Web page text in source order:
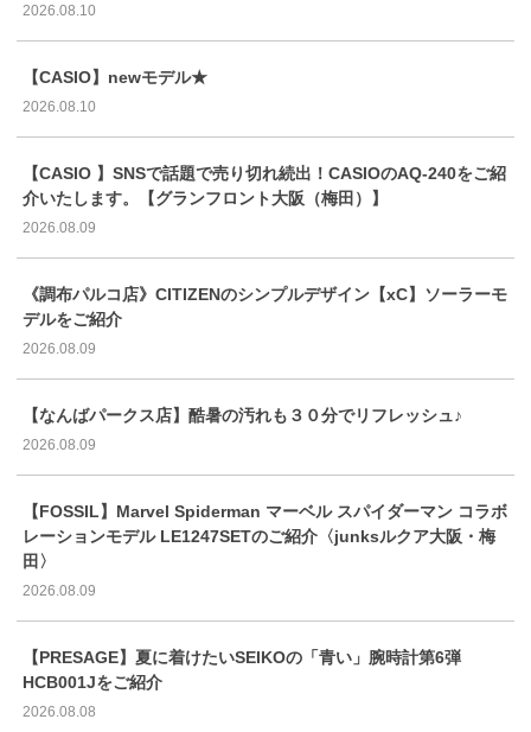
2026.08.10
【CASIO】newモデル★
2026.08.10
【CASIO 】SNSで話題で売り切れ続出！CASIOのAQ-240をご紹
介いたします。【グランフロント大阪（梅田）】
2026.08.09
《調布パルコ店》CITIZENのシンプルデザイン【xC】ソーラーモ
デルをご紹介
2026.08.09
【なんばパークス店】酷暑の汚れも３０分でリフレッシュ♪
2026.08.09
【FOSSIL】Marvel Spiderman マーベル スパイダーマン コラボ
レーションモデル LE1247SETのご紹介〈junksルクア大阪・梅
田〉
2026.08.09
【PRESAGE】夏に着けたいSEIKOの「青い」腕時計第6弾
HCB001Jをご紹介
2026.08.08